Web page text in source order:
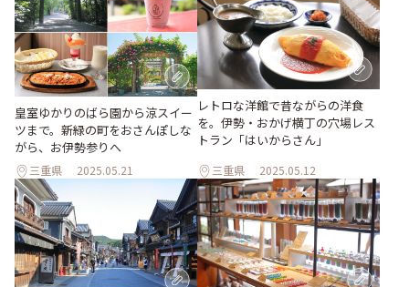
皇室ゆかりのばら園から涼スイー
ツまで。新緑の町をおさんぽしな
がら、お伊勢参りへ
三重県 2025.05.21
レトロな洋館で昔ながらの洋食
を。伊勢・おかげ横丁の穴場レス
トラン「はいからさん」
三重県 2025.05.12